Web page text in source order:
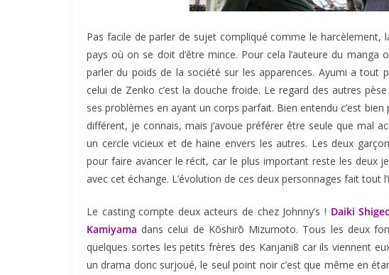
Pas facile de parler de sujet compliqué comme le harcèlement,
pays où on se doit d’être mince. Pour cela l’auteure du
parler du poids de la société sur les apparences. Ayumi a tout
celui de Zenko c’est la douche froide. Le regard des autres
ses problèmes en ayant un corps parfait. Bien entendu c’est
différent, je connais, mais j’avoue préférer être seule que mal
un cercle vicieux et de haine envers les autres. Les deux
pour faire avancer le récit, car le plus important reste les deux
avec cet échange. L’évolution de ces deux personnages fait tout
Le casting compte deux acteurs de chez Johnny’s ! Daiki
Kamiyama dans celui de Kōshirō Mizumoto. Tous les deux
quelques sortes les petits frères des Kanjani8 car ils viennent
un drama donc surjoué, le seul point noir c’est que même en